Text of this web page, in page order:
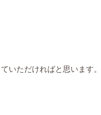
いただければと思います。